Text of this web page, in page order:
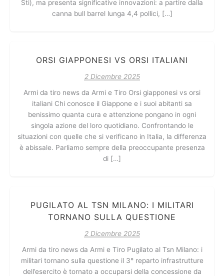
Sti), ma presenta significative innovazioni: a partire dalla
canna bull barrel lunga 4,4 pollici, […]
ORSI GIAPPONESI VS ORSI ITALIANI
2 Dicembre 2025
Armi da tiro news da Armi e Tiro Orsi giapponesi vs orsi
italiani Chi conosce il Giappone e i suoi abitanti sa
benissimo quanta cura e attenzione pongano in ogni
singola azione del loro quotidiano. Confrontando le
situazioni con quelle che si verificano in Italia, la differenza
è abissale. Parliamo sempre della preoccupante presenza
di […]
PUGILATO AL TSN MILANO: I MILITARI
TORNANO SULLA QUESTIONE
2 Dicembre 2025
Armi da tiro news da Armi e Tiro Pugilato al Tsn Milano: i
militari tornano sulla questione il 3° reparto infrastrutture
dell’esercito è tornato a occuparsi della concessione da